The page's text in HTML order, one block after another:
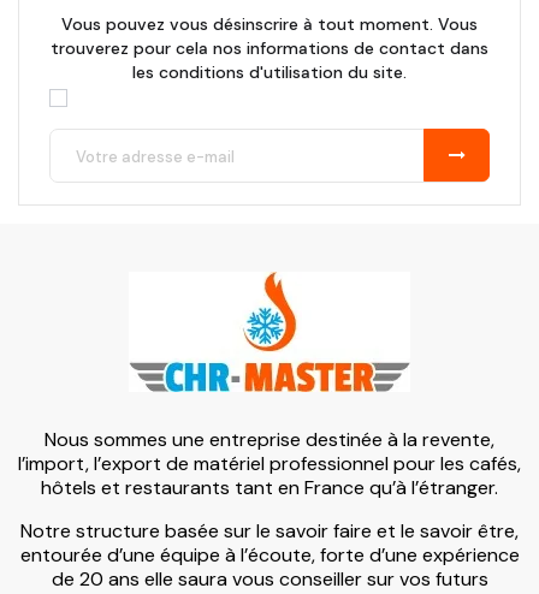
Vous pouvez vous désinscrire à tout moment. Vous
trouverez pour cela nos informations de contact dans
les conditions d'utilisation du site.
Nous sommes une entreprise destinée à la revente,
l’import, l’export de matériel professionnel pour les cafés,
hôtels et restaurants tant en France qu’à l’étranger.
Notre structure basée sur le savoir faire et le savoir être,
entourée d’une équipe à l’écoute, forte d’une expérience
de 20 ans elle saura vous conseiller sur vos futurs